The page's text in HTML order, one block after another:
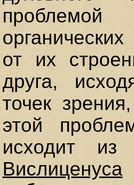
проблемой
от их
друга,
точек
этой
исходит
Вислиценуса